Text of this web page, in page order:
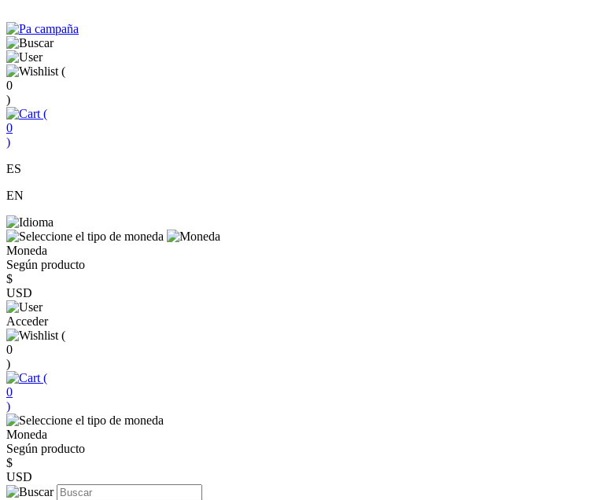
(
0
)
(
0
)
ES
EN
Moneda
Según producto
$
USD
Acceder
(
0
)
(
0
)
Moneda
Según producto
$
USD